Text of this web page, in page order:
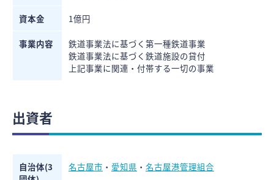
資本金 1億円
事業内容
鉄道事業法に基づく第一種鉄道事業
鉄道事業法に基づく鉄道施設の貸付
上記事業に関連・付帯する一切の事業
出資者
自治体(3
名古屋市 ・ 愛知県 ・ 名古屋港管理組合